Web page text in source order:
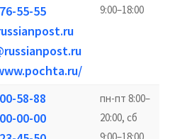
55-55
9:00–18:00
58-88
00-00
пн-пт 8:00–
20:00, сб